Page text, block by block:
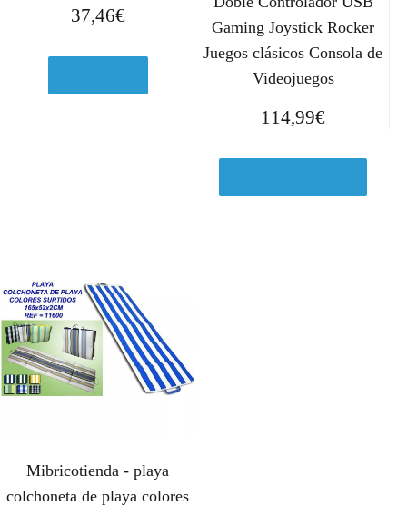
37,46€
Gaming Joystick Rocker
Juegos clásicos Consola de
Videojuegos
114,99€
Mibricotienda - playa
colchoneta de playa colores